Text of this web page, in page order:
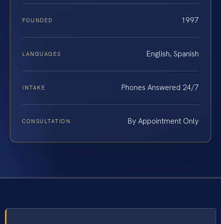
FOUNDED 1997
LANGUAGES English, Spanish
INTAKE Phones Answered 24/7
CONSULTATION By Appointment Only